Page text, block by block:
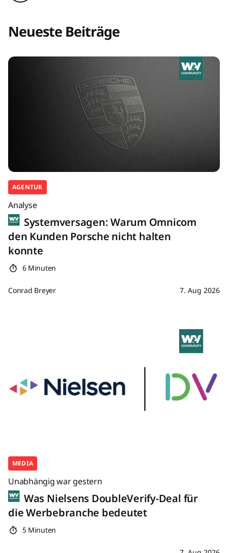
Neueste Beiträge
AGENTUR
Analyse
Systemversagen: Warum Omnicom
den Kunden Porsche nicht halten
konnte
6 Minuten
Conrad Breyer 7. Aug 2026
MEDIA
Unabhängig war gestern
Was Nielsens DoubleVerify-Deal für
die Werbebranche bedeutet
5 Minuten